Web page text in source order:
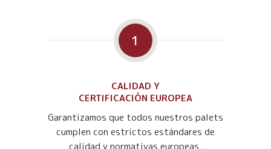
1
CALIDAD Y
CERTIFICACIÓN EUROPEA
Garantizamos que todos nuestros palets
cumplen con estrictos estándares de
calidad y normativas europeas,